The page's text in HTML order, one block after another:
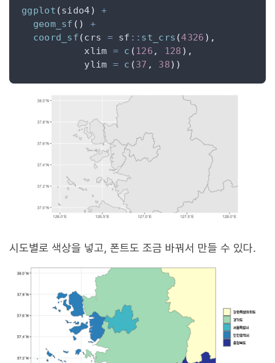
ggplot (sido4)
+
geom_sf ()
+
coord_sf (crs = sf :: st_crs (4326 ),
           xlim
= c (126 , 128 ),
           ylim
= c (37 , 38))
시도별로 색상을 넣고, 폰트도 조금 바꿔서 만들 수 있다.